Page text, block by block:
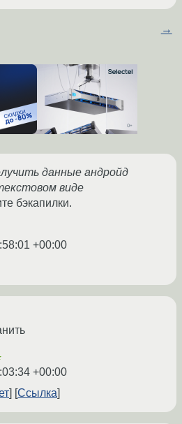
→
данные андройд
виде
бэкапилки.
+00:00
+00:00
Ссылка